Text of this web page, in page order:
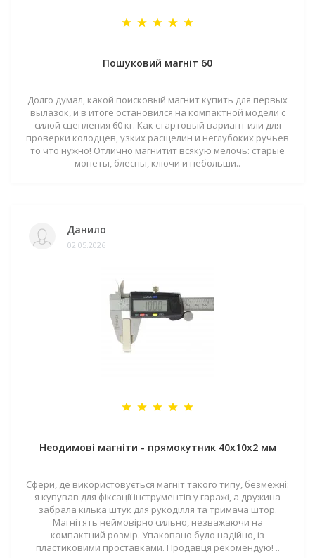
Пошуковий магніт 60
Долго думал, какой поисковый магнит купить для первых
вылазок, и в итоге остановился на компактной модели с
силой сцепления 60 кг. Как стартовый вариант или для
проверки колодцев, узких расщелин и неглубоких ручьев
то что нужно! Отлично магнитит всякую мелочь: старые
монеты, блесны, ключи и небольши..
Данило
02.05.2026
Неодимові магніти - прямокутник 40x10x2 мм
Сфери, де використовується магніт такого типу, безмежні:
я купував для фіксації інструментів у гаражі, а дружина
забрала кілька штук для рукоділля та тримача штор.
Магнітять неймовірно сильно, незважаючи на
компактний розмір. Упаковано було надійно, із
пластиковими проставками. Продавця рекомендую! ..